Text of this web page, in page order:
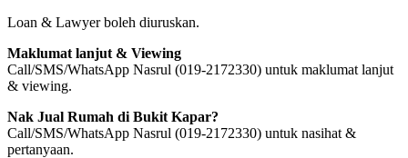
Loan & Lawyer boleh diuruskan.
Maklumat lanjut & Viewing
Call/SMS/WhatsApp Nasrul (019-2172330) untuk maklumat lanjut
& viewing.
Nak Jual Rumah di Bukit Kapar?
Call/SMS/WhatsApp Nasrul (019-2172330) untuk nasihat &
pertanyaan.